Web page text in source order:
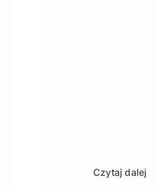
Czytaj dalej